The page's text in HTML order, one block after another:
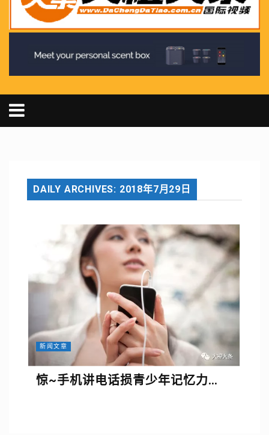
DAILY ARCHIVES: 2018年7月29日
新闻文章
惊~手机讲电话损青少年记忆力…